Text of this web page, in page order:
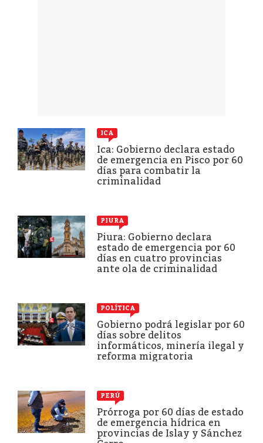
ICA
Ica: Gobierno declara estado
de emergencia en Pisco por 60
días para combatir la
criminalidad
PIURA
Piura: Gobierno declara
estado de emergencia por 60
días en cuatro provincias
ante ola de criminalidad
POLÍTICA
Gobierno podrá legislar por 60
días sobre delitos
informáticos, minería ilegal y
reforma migratoria
PERÚ
Prórroga por 60 días de estado
de emergencia hídrica en
provincias de Islay y Sánchez